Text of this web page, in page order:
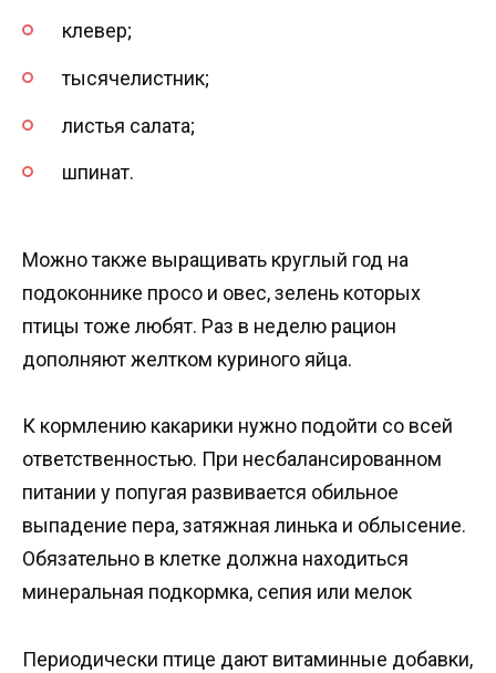
клевер;
тысячелистник;
листья салата;
шпинат.
Можно также выращивать круглый год на
подоконнике просо и овес, зелень которых
птицы тоже любят. Раз в неделю рацион
дополняют желтком куриного яйца.
К кормлению какарики нужно подойти со всей
ответственностью. При несбалансированном
питании у попугая развивается обильное
выпадение пера, затяжная линька и облысение.
Обязательно в клетке должна находиться
минеральная подкормка, сепия или мелок
Периодически птице дают витаминные добавки,